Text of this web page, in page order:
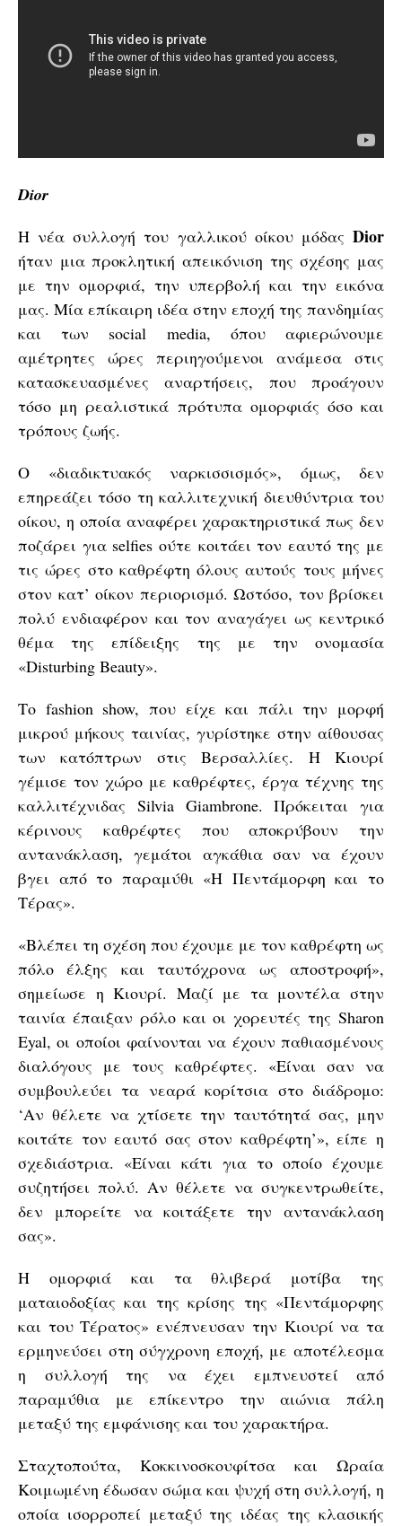
Dior
Η νέα συλλογή του γαλλικού οίκου μόδας Dior
ήταν μια προκλητική απεικόνιση της σχέσης μας
με την ομορφιά, την υπερβολή και την εικόνα
μας. Μία επίκαιρη ιδέα στην εποχή της πανδημίας
και των social media, όπου αφιερώνουμε
αμέτρητες ώρες περιηγούμενοι ανάμεσα στις
κατασκευασμένες αναρτήσεις, που προάγουν
τόσο μη ρεαλιστικά πρότυπα ομορφιάς όσο και
τρόπους ζωής.
Ο «διαδικτυακός ναρκισσισμός», όμως, δεν
επηρεάζει τόσο τη καλλιτεχνική διευθύντρια του
οίκου, η οποία αναφέρει χαρακτηριστικά πως δεν
ποζάρει για selfies ούτε κοιτάει τον εαυτό της με
τις ώρες στο καθρέφτη όλους αυτούς τους μήνες
στον κατ’ οίκον περιορισμό. Ωστόσο, τον βρίσκει
πολύ ενδιαφέρον και τον αναγάγει ως κεντρικό
θέμα της επίδειξης της με την ονομασία
«Disturbing Beauty».
Το fashion show, που είχε και πάλι την μορφή
μικρού μήκους ταινίας, γυρίστηκε στην αίθουσας
των κατόπτρων στις Βερσαλλίες. Η Κιουρί
γέμισε τον χώρο με καθρέφτες, έργα τέχνης της
καλλιτέχνιδας Silvia Giambrone. Πρόκειται για
κέρινους καθρέφτες που αποκρύβουν την
αντανάκλαση, γεμάτοι αγκάθια σαν να έχουν
βγει από το παραμύθι «Η Πεντάμορφη και το
Τέρας».
«Βλέπει τη σχέση που έχουμε με τον καθρέφτη ως
πόλο έλξης και ταυτόχρονα ως αποστροφή»,
σημείωσε η Κιουρί. Μαζί με τα μοντέλα στην
ταινία έπαιξαν ρόλο και οι χορευτές της Sharon
Eyal, οι οποίοι φαίνονται να έχουν παθιασμένους
διαλόγους με τους καθρέφτες. «Είναι σαν να
συμβουλεύει τα νεαρά κορίτσια στο διάδρομο:
‘Αν θέλετε να χτίσετε την ταυτότητά σας, μην
κοιτάτε τον εαυτό σας στον καθρέφτη’», είπε η
σχεδιάστρια. «Είναι κάτι για το οποίο έχουμε
συζητήσει πολύ. Αν θέλετε να συγκεντρωθείτε,
δεν μπορείτε να κοιτάξετε την αντανάκλαση
σας».
Η ομορφιά και τα θλιβερά μοτίβα της
ματαιοδοξίας και της κρίσης της «Πεντάμορφης
και του Τέρατος» ενέπνευσαν την Κιουρί να τα
ερμηνεύσει στη σύγχρονη εποχή, με αποτέλεσμα
η συλλογή της να έχει εμπνευστεί από
παραμύθια με επίκεντρο την αιώνια πάλη
μεταξύ της εμφάνισης και του χαρακτήρα.
Σταχτοπούτα, Κοκκινοσκουφίτσα και Ωραία
Κοιμωμένη έδωσαν σώμα και ψυχή στη συλλογή, η
οποία ισορροπεί μεταξύ της ιδέας της κλασικής